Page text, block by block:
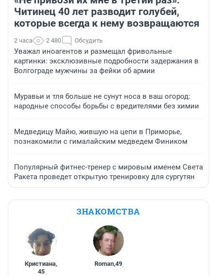
Читинец 40 лет разводит голубей,
которые всегда к нему возвращаются
2 часа 2 480 Обсудить
Уважал иноагентов и размещал фривольные
картинки: эксклюзивные подробности задержания в
Волгограде мужчины за фейки об армии
Муравьи и тля больше не сунут носа в ваш огород:
народные способы борьбы с вредителями без химии
Медведицу Майю, жившую на цепи в Приморье,
познакомили с гималайским медведем Фиником
Популярный фитнес-тренер с мировым именем Света
Ракета проведет открытую тренировку для сургутян
ЗНАКОМСТВА
Кристиана,
45
Roman,49